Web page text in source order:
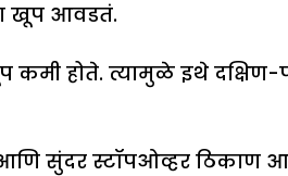
खूप आवडतं.
होते. त्यामुळे इथे दक्षिण-
आणि सुंदर स्टॉपओव्हर